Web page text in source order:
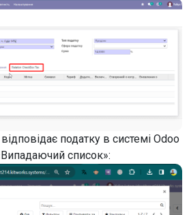
податку в системі Odoo
список»: